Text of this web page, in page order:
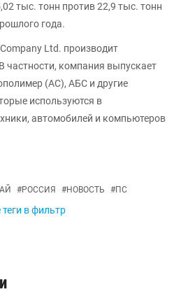
тыс. тонн против 22,9 тыс. тонн
года.
Ltd. производит
компания выпускает
(АС), АБС и другие
используются в
автомобилей и компьютеров
#РОССИЯ #НОВОСТЬ #ПС
в фильтр